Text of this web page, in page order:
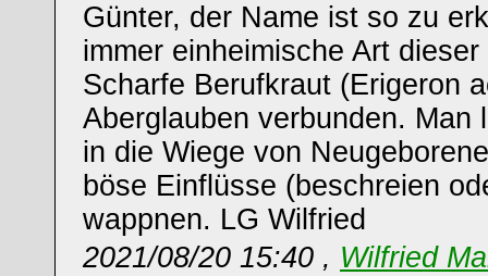
Günter, der Name ist so zu
immer einheimische Art
Scharfe Berufkraut (Erigeron
Aberglauben verbunden. Man
in die Wiege von
böse Einflüsse (beschreien
wappnen. LG Wilfried
2021/08/20 15:40 , Wilfried